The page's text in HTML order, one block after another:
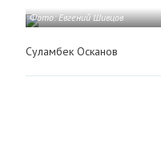
Фото: Евгений Шивцов
Суламбек Осканов